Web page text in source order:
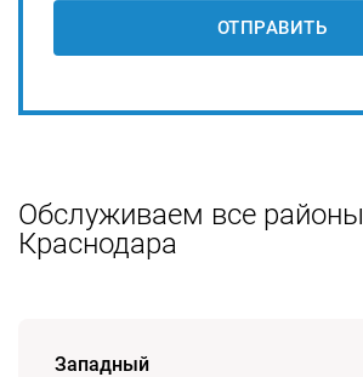
ОТПРАВИТЬ
Обслуживаем все районы
Краснодара
Западный